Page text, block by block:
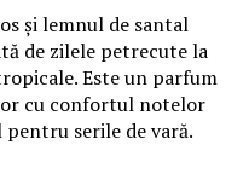
și lemnul de santal
de zilele petrecute la
Este un parfum
cu confortul notelor
pentru serile de vară.